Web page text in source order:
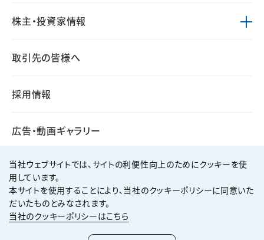
株主・投資家情報
取引先の皆様へ
採用情報
広告・動画ギャラリー
個人情報保護方針
サイト利用規約
サイトマップ
2026KUMAGAI GUMI CO.,LTD All Rights Reserved.
当社ウェブサイトでは、サイトの利便性向上のためにクッキーを使
用しています。
本サイトを使用することにより、当社のクッキーポリシーに同意いた
だいたものとみなされます。
当社のクッキーポリシーはこちら